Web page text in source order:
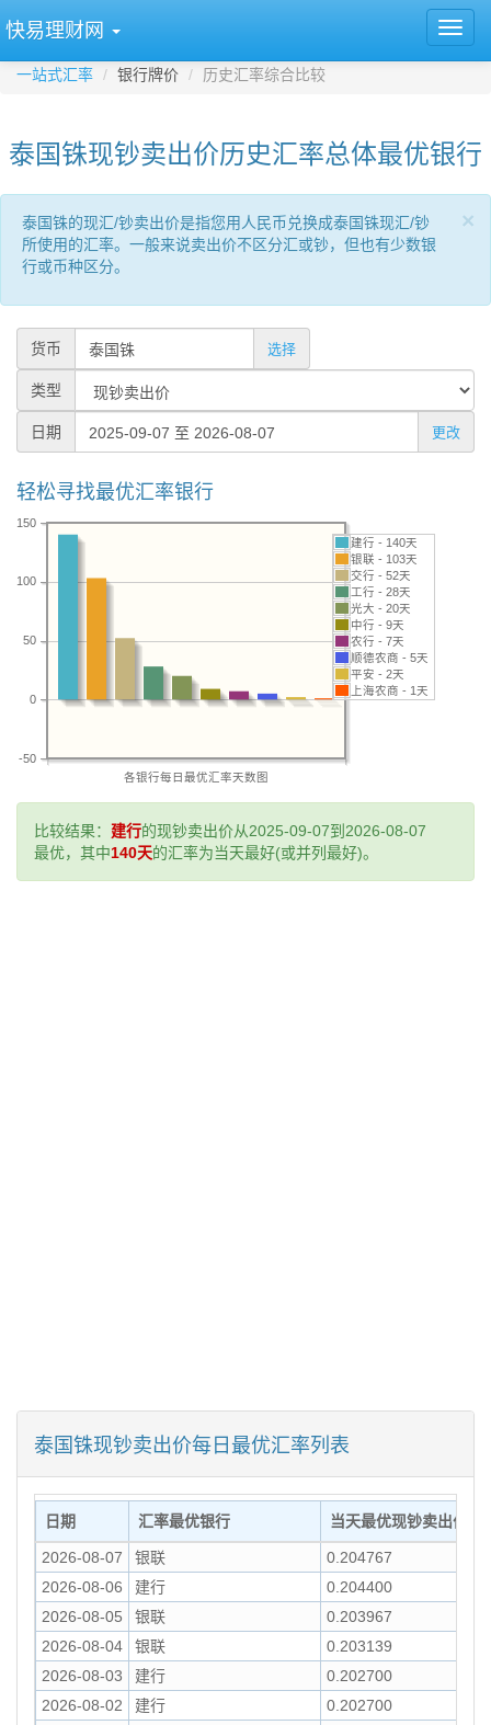
快易理财网
一站式汇率 银行牌价 历史汇率综合比较
泰国铢现钞卖出价历史汇率总体最优银行
×
泰国铢的现汇/钞卖出价是指您用人民币兑换成泰国铢现汇/钞
所使用的汇率。一般来说卖出价不区分汇或钞，但也有少数银
行或币种区分。
货币 选择
类型
日期 更改
轻松寻找最优汇率银行
各银行每日最优汇率天数图
-50
0
50
100
150
建行 - 140天
银联 - 103天
交行 - 52天
工行 - 28天
光大 - 20天
中行 - 9天
农行 - 7天
顺德农商 - 5天
平安 - 2天
上海农商 - 1天
比较结果： 建行的现钞卖出价从2025-09-07到2026-08-07
最优，其中140天的汇率为当天最好(或并列最好)。
泰国铢现钞卖出价每日最优汇率列表
日期 汇率最优银行 当天最优现钞卖出价
2026-08-07 银联
0.204767
2026-08-06
建行
0.204400
2026-08-05
银联
0.203967
2026-08-04
银联
0.203139
2026-08-03
建行
0.202700
2026-08-02
建行
0.202700